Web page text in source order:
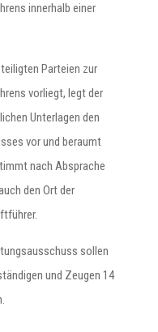
innerhalb einer
Parteien zur
vorliegt, legt der
Unterlagen den
vor und beraumt
nach Absprache
den Ort der
sollen
und Zeugen 14